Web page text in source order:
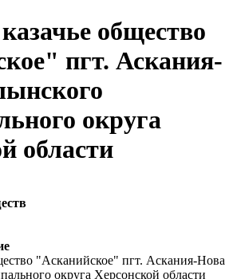
общество
пгт. Аскания-
округа
области
"Асканийское" пгт. Аскания-Нова
округа Херсонской области